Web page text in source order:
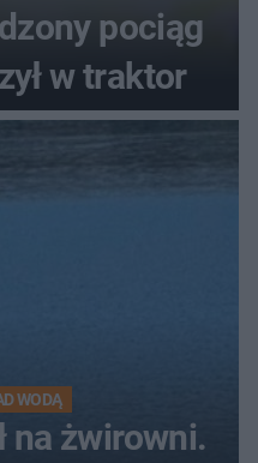
pociąg
w traktor
WODĄ
na żwirowni.